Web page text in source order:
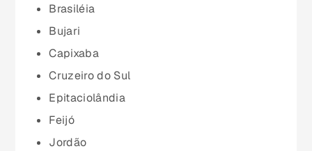
Maranhão (MA)
Brasiléia
Bujari
Capixaba
Cruzeiro do Sul
Epitaciolândia
Feijó
Jordão